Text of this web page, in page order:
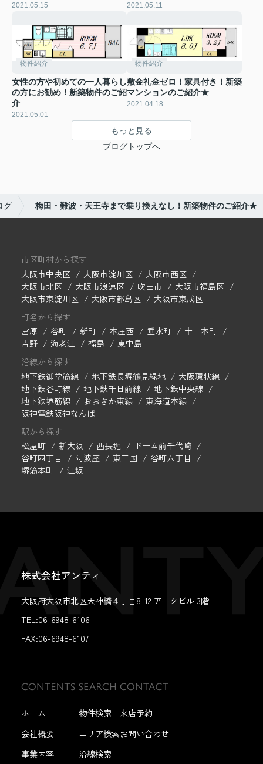
2021.05.15 2021.05.11
物件紹介
女性の方や初めての一人暮らし
の方にお勧め！新築物件のご紹
介
2021.05.01
物件紹介
敷金礼金ゼロ！家具付き！新築
マンションのご紹介★
2021.04.18
もっと見る
ブログトップへ
グ 梅田・難波・天王寺まで乗り換えなし！新築物件のご紹介★
市区町村から探す
大阪市中央区
大阪市淀川区
大阪市西区
大阪市北区
大阪市浪速区 吹田市
大阪市福島区
大阪市東淀川区
大阪市都島区
大阪市東成区
町名から探す
宮原
谷町 新町 本庄西 垂水町
十三本町
吉野
海老江 福島
東中島
沿線から探す
地下鉄御堂筋線
地下鉄長堀鶴見緑地
大阪環状線
地下鉄谷町線
地下鉄千日前線
地下鉄中央線
地下鉄堺筋線
おおさか東線
東海道本線
阪神電鉄阪神なんば
駅から探す
松屋町
新大阪 西長堀
ドーム前千代崎
谷町四丁目
阿波座 東三国
谷町六丁目
堺筋本町
江坂
株式会社アンティ
大阪府大阪市北区天神橋４丁目8-12 アークビル 3階
TEL:06-6948-6106
FAX:06-6948-6107
ホーム
会社概要
事業内容
物件検索
エリア検索
沿線検索
来店予約
お問い合わせ